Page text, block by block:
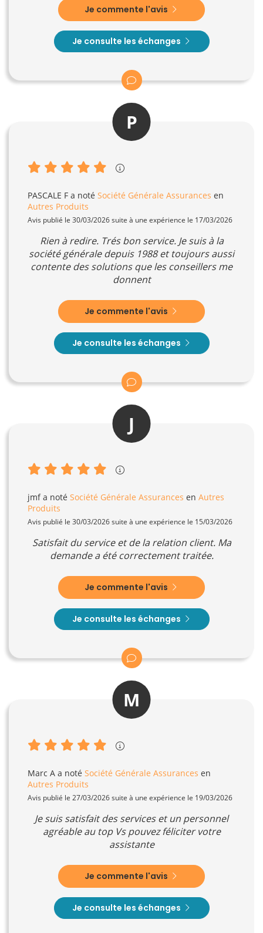
Je commente l'avis
Je consulte les échanges
P
PASCALE F a noté Société Générale Assurances en
Autres Produits
Avis publié le 30/03/2026 suite à une expérience le 17/03/2026
Rien à redire. Trés bon service. Je suis à la
société générale depuis 1988 et toujours aussi
contente des solutions que les conseillers me
donnent
Je commente l'avis
Je consulte les échanges
J
jmfa noté Société Générale Assurances en Autres
Produits
Avis publié le 30/03/2026 suite à une expérience le 15/03/2026
Satisfait du service et de la relation client. Ma
demande a été correctement traitée.
Je commente l'avis
Je consulte les échanges
M
Marc A a noté Société Générale Assurances en
Autres Produits
Avis publié le 27/03/2026 suite à une expérience le 19/03/2026
Je suis satisfait des services et un personnel
agréable au top Vs pouvez féliciter votre
assistante
Je commente l'avis
Je consulte les échanges